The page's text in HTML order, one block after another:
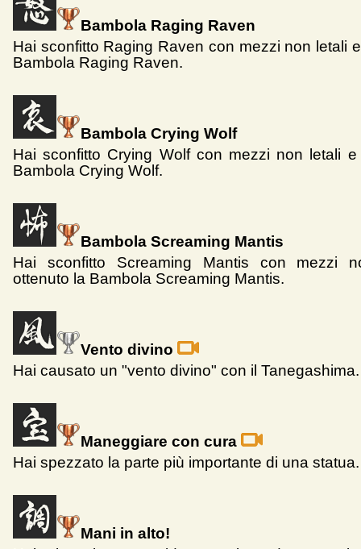
Bambola Raging Raven
Hai sconfitto Raging Raven con mezzi non letali
Bambola Raging Raven.
Bambola Crying Wolf
Hai sconfitto Crying Wolf con mezzi non letali
Bambola Crying Wolf.
Bambola Screaming Mantis
Hai sconfitto Screaming Mantis con mezzi
ottenuto la Bambola Screaming Mantis.
Vento divino
Hai causato un "vento divino" con il Tanegashima.
Maneggiare con cura
Hai spezzato la parte più importante di una statua.
Mani in alto!